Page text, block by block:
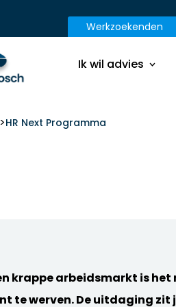
Werkzoekenden
Ik wil advies
Onze diensten
Onze diensten
Onze aanpak
>HR Next Programma
krappe arbeidsmarkt is het
te werven. De uitdaging zit